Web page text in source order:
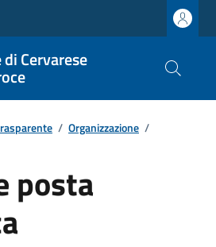
Cervarese
/ Organizzazione /
posta